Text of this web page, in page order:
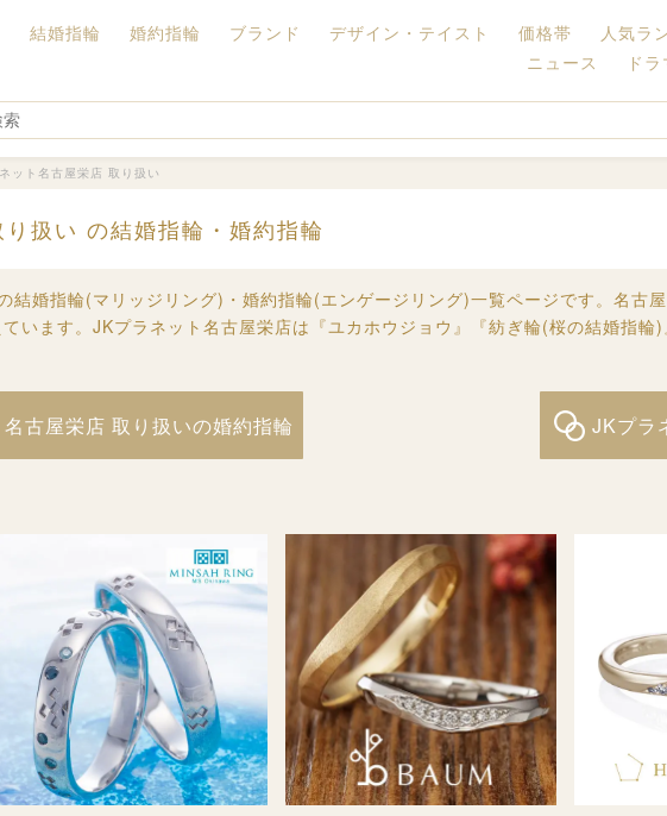
結婚指輪 婚約指輪 ブランド デザイン・テイスト 価格帯 人気ラ
ニュース
ド
ット名古屋栄店 取り扱い
扱い の結婚指輪・婚約指輪
結婚指輪(マリッジリング)・婚約指輪(エンゲージリング)一覧ページです。名古
います。JKプラネット名古屋栄店は『ユカホウジョウ』『紡ぎ輪(桜の結婚指
古屋栄店 取り扱いの婚約指輪 JKプラ